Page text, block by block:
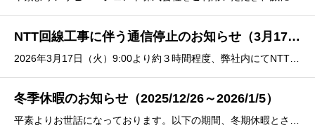
NTT回線工事に伴う通信停止のお知らせ（3月17日）
冬季休暇のお知らせ（2025/12/26～2026/1/5）